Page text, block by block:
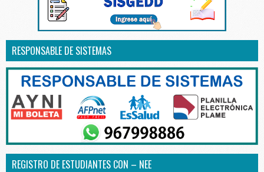
RESPONSABLE DE SISTEMAS
REGISTRO DE ESTUDIANTES CON – NEE